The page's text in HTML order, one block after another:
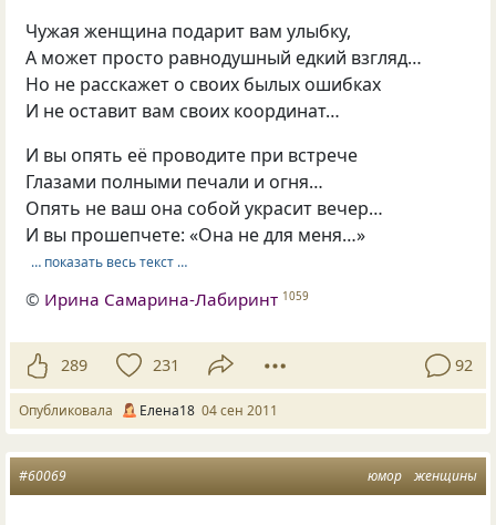
Чужая женщина подарит вам улыбку,
А может просто равнодушный едкий взгляд…
Но не расскажет о своих былых ошибках
И не оставит вам своих координат…
И вы опять её проводите при встрече
Глазами полными печали и огня…
Опять не ваш она собой украсит вечер…
И вы прошепчете: «Она не для меня…»
… показать весь текст …
© Ирина Самарина-Лабиринт 1059
289 231 92
Опубликовала Елена18 04 сен 2011
юмор женщины
#60069